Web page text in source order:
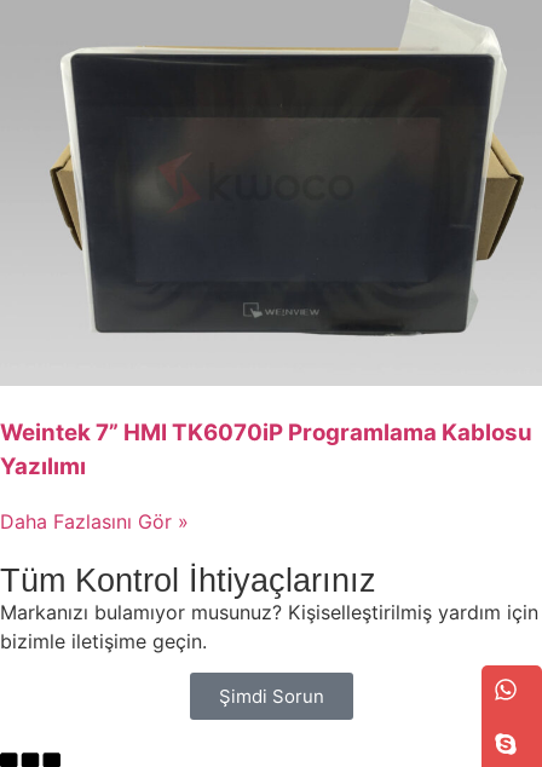
Weintek 7” HMI TK6070iP Programlama Kablosu
Yazılımı
Daha Fazlasını Gör »
Tüm Kontrol İhtiyaçlarınız
Markanızı bulamıyor musunuz? Kişiselleştirilmiş yardım için
bizimle iletişime geçin.
Şimdi Sorun